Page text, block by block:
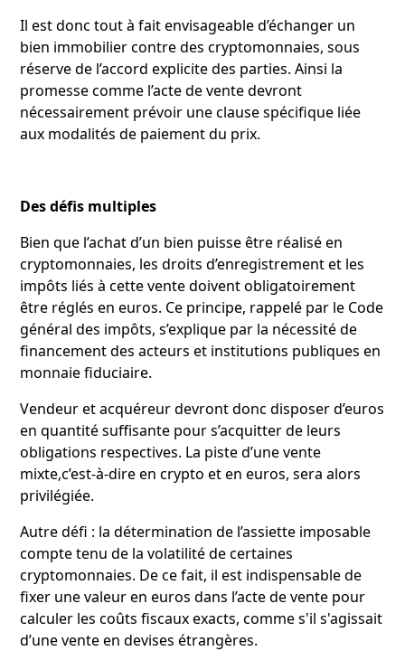
Il est donc tout à fait envisageable d’échanger un
bien immobilier contre des cryptomonnaies, sous
réserve de l’accord explicite des parties. Ainsi la
promesse comme l’acte de vente devront
nécessairement prévoir une clause spécifique liée
aux modalités de paiement du prix.
Des défis multiples
Bien que l’achat d’un bien puisse être réalisé en
cryptomonnaies, les droits d’enregistrement et les
impôts liés à cette vente doivent obligatoirement
être réglés en euros. Ce principe, rappelé par le Code
général des impôts, s’explique par la nécessité de
financement des acteurs et institutions publiques en
monnaie fiduciaire.
Vendeur et acquéreur devront donc disposer d’euros
en quantité suffisante pour s’acquitter de leurs
obligations respectives. La piste d’une vente
mixte,c’est-à-dire en crypto et en euros, sera alors
privilégiée.
Autre défi : la détermination de l’assiette imposable
compte tenu de la volatilité de certaines
cryptomonnaies. De ce fait, il est indispensable de
fixer une valeur en euros dans l’acte de vente pour
calculer les coûts fiscaux exacts, comme s'il s'agissait
d’une vente en devises étrangères.